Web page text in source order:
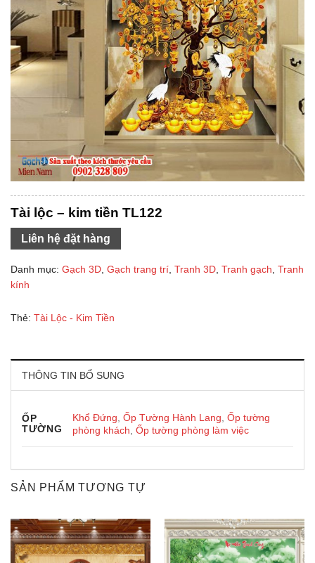
Tài lộc – kim tiền TL122
Liên hệ đặt hàng
Danh mục: Gạch 3D Gạch trang trí Tranh 3D Tranh gạch Tranh
kính
Thẻ: Tài Lộc - Kim Tiền
THÔNG TIN BỔ SUNG
ỐP
TƯỜNG
Khổ Đứng ,Ốp Tường Hành Lang ,Ốp tường
phòng khách ,Ốp tường phòng làm việc
SẢN PHẨM TƯƠNG TỰ